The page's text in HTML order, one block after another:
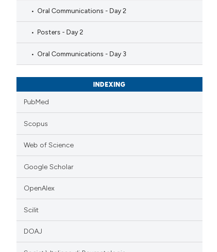
Oral Communications - Day 2
Posters - Day 2
Oral Communications - Day 3
INDEXING
PubMed
Scopus
Web of Science
Google Scholar
OpenAlex
Scilit
DOAJ